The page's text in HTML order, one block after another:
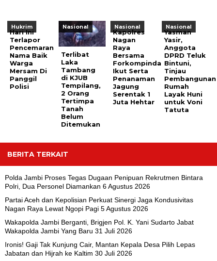
Hukrim
Hari Ini
Terlapor
Pencemaran
Nama Baik
Warga
Mersam Di
Panggil
Polisi
Nasional
Terlibat
Laka
Tambang
di KJUB
Tempilang,
2 Orang
Tertimpa
Tanah
Belum
Ditemukan
Nasional
Kapolres
Nagan
Raya
Bersama
Forkompinda
Ikut Serta
Penanaman
Jagung
Serentak 1
Juta Hehtar
Nasional
Yasman
Yasir,
Anggota
DPRD Teluk
Bintuni,
Tinjau
Pembangunan
Rumah
Layak Huni
untuk Voni
Tatuta
BERITA TERKAIT
Polda Jambi Proses Tegas Dugaan Penipuan Rekrutmen Bintara
Polri, Dua Personel Diamankan 6 Agustus 2026
Partai Aceh dan Kepolisian Perkuat Sinergi Jaga Kondusivitas
Nagan Raya Lewat Ngopi Pagi 5 Agustus 2026
Wakapolda Jambi Berganti, Brigjen Pol. K. Yani Sudarto Jabat
Wakapolda Jambi Yang Baru 31 Juli 2026
Ironis! Gaji Tak Kunjung Cair, Mantan Kepala Desa Pilih Lepas
Jabatan dan Hijrah ke Kaltim 30 Juli 2026